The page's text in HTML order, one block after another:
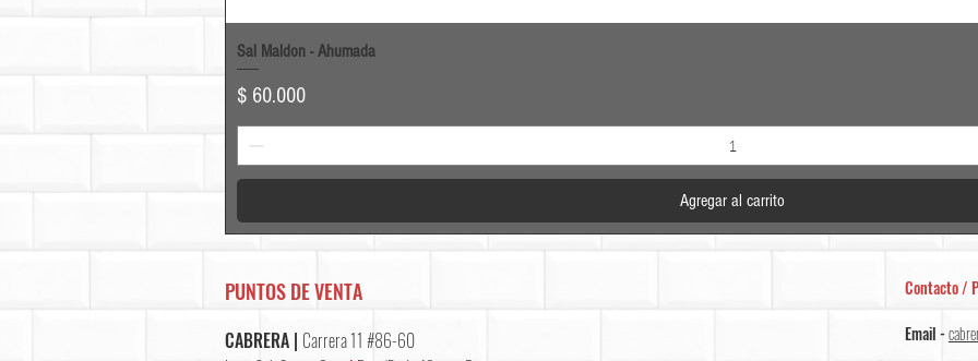
Sal Maldon - Ahumada
Precio
$ 60.000
Agregar al carrito
PUNTOS DE VENTA
CABRERA | Carrera 11 #86-60
Contacto /
Email -